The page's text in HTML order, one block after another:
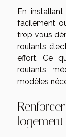
En
facilement
trop vous
roulants
effort. Ce
roulants
modèles
logement